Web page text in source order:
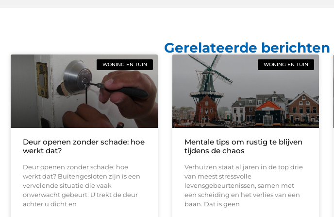
Gerelateerde berichten
WONING EN TUIN
Deur openen zonder schade: hoe
werkt dat?
Deur openen zonder schade: hoe
werkt dat? Buitengesloten zijn is een
vervelende situatie die vaak
onverwacht gebeurt. U trekt de deur
achter u dicht en
WONING EN TUIN
Mentale tips om rustig te blijven
tijdens de chaos
Verhuizen staat al jaren in de top drie
van meest stressvolle
levensgebeurtenissen, samen met
een scheiding en het verlies van een
baan. Dat is geen